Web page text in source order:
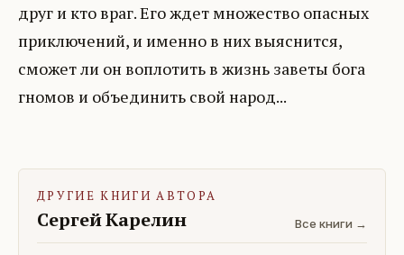
друг и кто враг. Его ждет множество опасных
приключений, и именно в них выяснится,
сможет ли он воплотить в жизнь заветы бога
гномов и объединить свой народ...
ДРУГИЕ КНИГИ АВТОРА
Сергей Карелин Все книги →